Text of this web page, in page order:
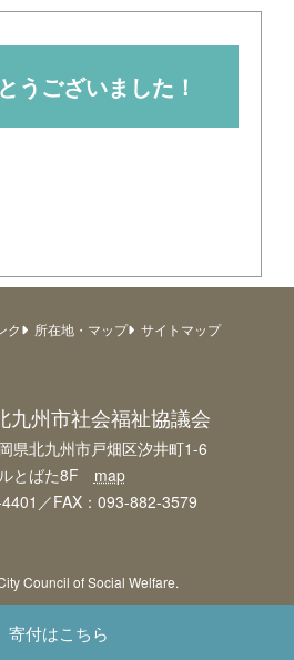
うございました！
ク 所在地・マップ
サイトマップ
九州市社会福祉協議会
北九州市戸畑区汐井町1-6
とばた8F map
／FAX：093-882-3579
Council of Social Welfare.
寄付はこちら